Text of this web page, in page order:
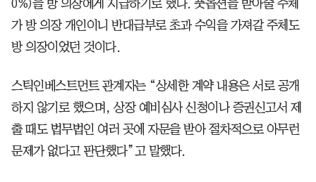
0%)을 방 의장에게 지급하기로 했다. 풋옵션을 받아줄 주체
가 방 의장 개인이니 반대급부로 초과 수익을 가져갈 주체도
방 의장이었던 것이다.
스틱인베스트먼트 관계자는 “상세한 계약 내용은 서로 공개
하지 않기로 했으며, 상장 예비심사 신청이나 증권신고서 제
출 때도 법무법인 여러 곳에 자문을 받아 절차적으로 아무런
문제가 없다고 판단했다”고 말했다.